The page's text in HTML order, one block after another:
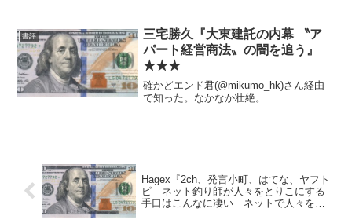
立たないかもしれないが、とてもいい。
20年前ぐらいの本だが、古...
書評
三宅勝久『大東建託の内幕 〝ア
パート経営商法〟の闇を追う』
★★★
確かどエンド君(@mikumo_hk)さん経由
で知った。なかなか壮絶。
Hagex『2ch、発言小町、はてな、ヤフト
ピ ネット釣り師が人々をとりこにする
手口はこんなに凄い ネットで人々をと